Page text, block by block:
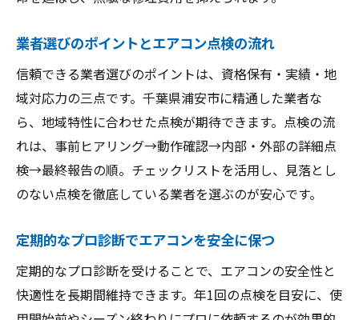
業者選びのポイントとエアコン点検の流れ
信頼できる業者選びのポイントは、資格保有・実績・地
域対応力の三点です。千葉県浦安市に精通した業者な
ら、地域特性に合わせた点検が期待できます。点検の流
れは、事前ヒアリング→動作確認→内部・外部の詳細点
検→最終報告の順。チェックリストを活用し、見落とし
のない点検を徹底している業者を選ぶのが安心です。
定期的なプロ診断でエアコンを安全に保つ
定期的なプロ診断を受けることで、エアコンの安全性と
快適性を長期間維持できます。年1回の点検を目安に、使